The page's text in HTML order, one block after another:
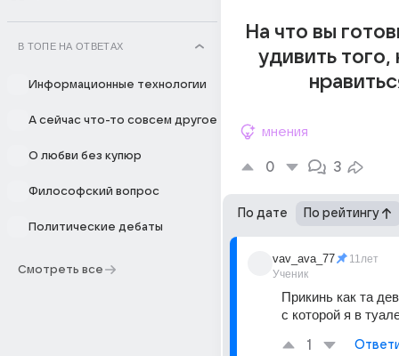
В ТОПЕ НА ОТВЕТАХ
Информационные технологии
А сейчас что-то совсем другое
О любви без купюр
Философский вопрос
Политические дебаты
Смотреть все
На что вы
удивить того,
мнения
0 3
По дате По рейтингу
vav_ava_77
Ученик
11лет
Прикинь как та
с которой я в
1